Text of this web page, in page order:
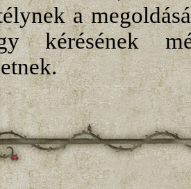
a
kérésének